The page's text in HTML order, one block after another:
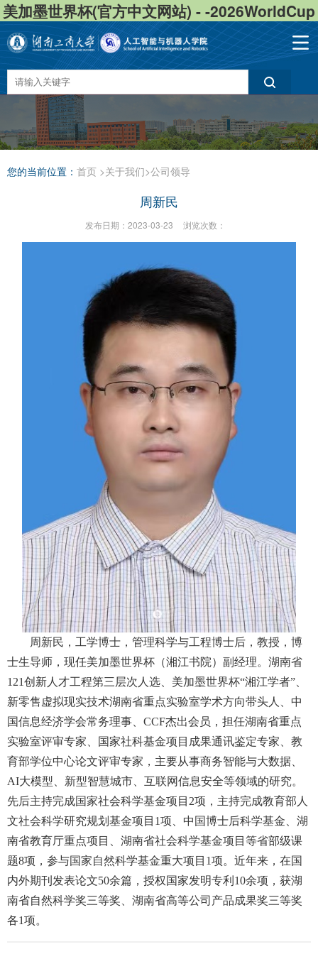
美加墨世界杯(官方中文网站) - -2026WorldCup
您的当前位置： 首页 >关于我们>公司领导
周新民
发布日期：2023-03-23 浏览次数：
周新民，工学博士，管理科学与工程博士后，教授，博
士生导师，现任美加墨世界杯（湘江书院）副经理。湖南省
121创新人才工程第三层次人选、美加墨世界杯“湘江学者”、
新零售虚拟现实技术湖南省重点实验室学术方向带头人、中
国信息经济学会常务理事、CCF杰出会员，担任湖南省重点
实验室评审专家、国家社科基金项目成果通讯鉴定专家、教
育部学位中心论文评审专家，主要从事商务智能与大数据、
AI大模型、新型智慧城市、互联网信息安全等领域的研究。
先后主持完成国家社会科学基金项目2项，主持完成教育部人
文社会科学研究规划基金项目1项、中国博士后科学基金、湖
南省教育厅重点项目、湖南省社会科学基金项目等省部级课
题8项，参与国家自然科学基金重大项目1项。近年来，在国
内外期刊发表论文50余篇，授权国家发明专利10余项，获湖
南省自然科学奖三等奖、湖南省高等公司产品成果奖三等奖
各1项。